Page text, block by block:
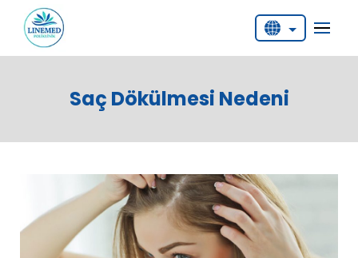
English
Türkçe
Saç Dökülmesi Nedeni